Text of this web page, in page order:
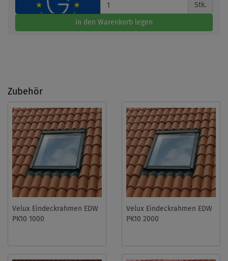
Stk.
in den Warenkorb legen
Zubehör
Velux Eindeckrahmen EDW
PK10 1000
Velux Eindeckrahmen EDW
PK10 2000